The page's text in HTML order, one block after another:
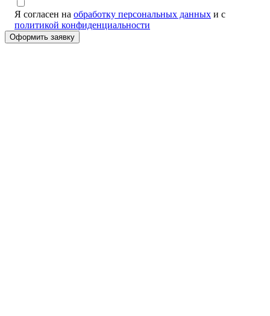
Я согласен на обработку персональных данных и с
политикой конфиденциальности